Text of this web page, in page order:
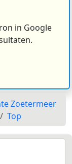
in Google
Zoetermeer
Top